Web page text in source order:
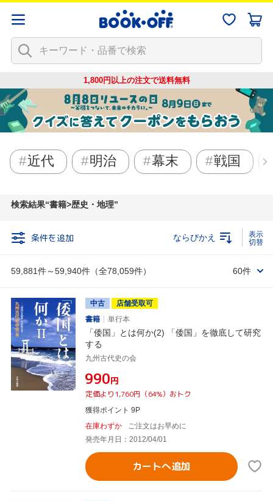
1,800円以上の注文で送料無料
近代 明治 幕末 戦国
検索結果 書籍>歴史・地理
条件を追加
59,881件～59,940件（全78,059件）
ならびかえ
60件
中古
店舗受取可
書籍
単行本
「倭国」とは何か(2) 「倭国」を徹底して研究
する
九州古代史の会
¥990円
定価より1,760円（64%）おトク
獲得ポイント 9P
在庫わずか
ご注文はお早めに
発売年月日：2012/04/01
カートへ追加